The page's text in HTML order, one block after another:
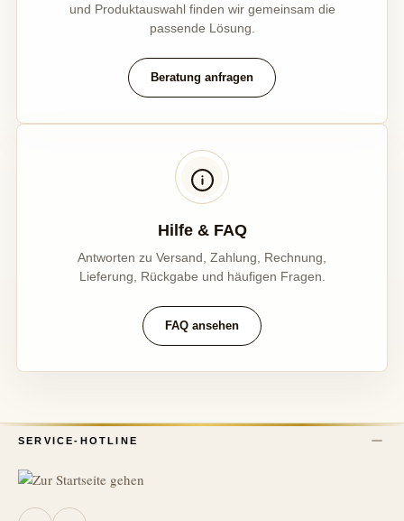
und Produktauswahl finden wir gemeinsam die
passende Lösung.
Beratung anfragen
Hilfe & FAQ
Antworten zu Versand, Zahlung, Rechnung,
Lieferung, Rückgabe und häufigen Fragen.
FAQ ansehen
SERVICE-HOTLINE